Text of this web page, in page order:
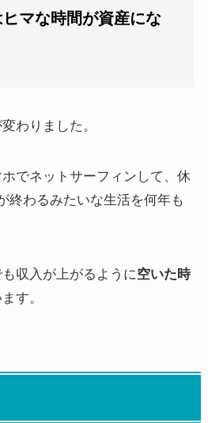
ヒマな時間が資産にな
わりました。
でネットサーフィンして、休
終わるみたいな生活を何年も
収入が上がるように空いた時
す。